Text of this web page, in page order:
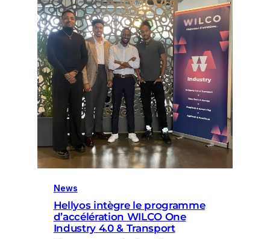
News
Hellyos intègre le programme
d’accélération WILCO One
Industry 4.0 & Transport